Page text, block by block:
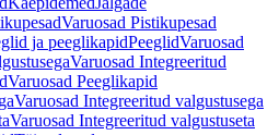
Varuosad Pistikupesad
ja peeglikapidPeeglidVaruosad
Varuosad Integreeritud
Varuosad Peeglikapid
Varuosad Integreeritud valgustusega
Varuosad Integreeritud valgustuseta